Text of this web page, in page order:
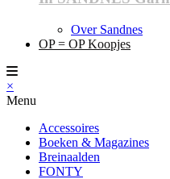
Over Sandnes
OP = OP Koopjes
×
Menu
Accessoires
Boeken & Magazines
Breinaalden
FONTY